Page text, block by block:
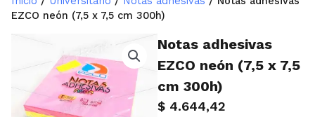
EZCO neón (7,5 x 7,5 cm 300h)
Notas adhesivas
EZCO neón (7,5 x 7,5
cm 300h)
$ 4.644,42